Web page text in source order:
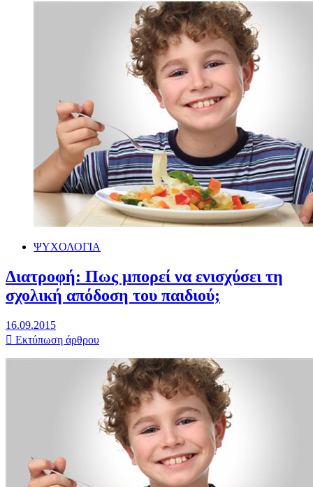
ΨΥΧΟΛΟΓΙΑ
Διατροφή: Πως μπορεί να ενισχύσει τη
σχολική απόδοση του παιδιού;
16.09.2015
Εκτύπωση άρθρου